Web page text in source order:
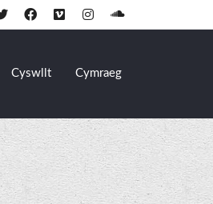
Cyswllt Cymraeg